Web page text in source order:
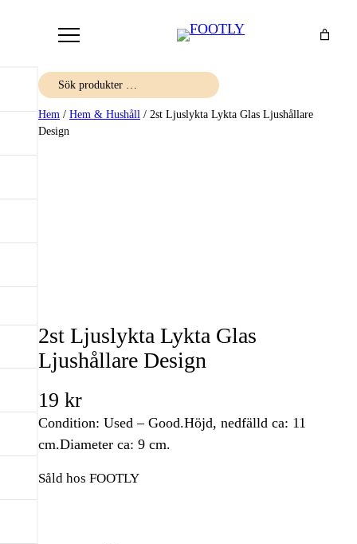
Sök
Hem / Hem & Hushåll / 2st Ljuslykta Lykta Glas Ljushållare
Design
2st Ljuslykta Lykta Glas
Ljushållare Design
19 kr
Condition: Used – Good.Höjd, nedfälld ca: 11
cm.Diameter ca: 9 cm.
Såld hos FOOTLY